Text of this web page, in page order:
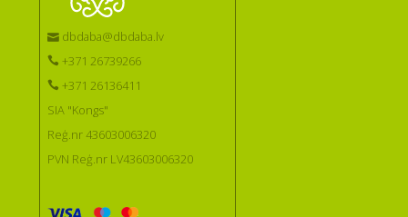
dbdaba@dbdaba.lv
+371 26739266
+371 26136411
SIA "Kongs"
Reģ.nr 43603006320
PVN Reģ.nr LV43603006320